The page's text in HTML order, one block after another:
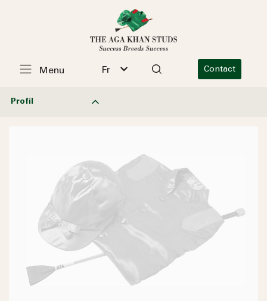
Fr Contact
Menu
Profil